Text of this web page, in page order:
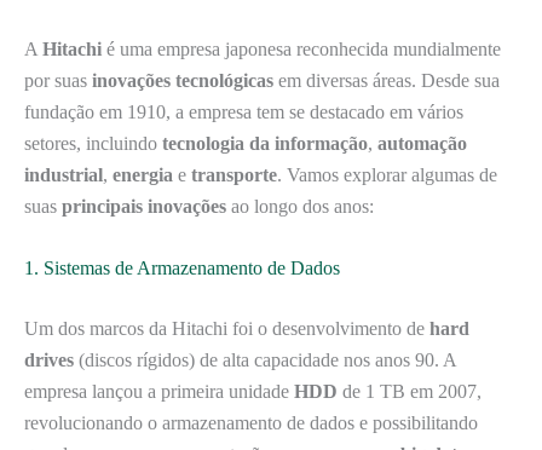
A Hitachi é uma empresa japonesa reconhecida mundialmente
por suas inovações tecnológicas em diversas áreas. Desde sua
fundação em 1910, a empresa tem se destacado em vários
setores, incluindo tecnologia da informação, automação
industrial, energia e transporte. Vamos explorar algumas de
suas principais inovações ao longo dos anos:
1. Sistemas de Armazenamento de Dados
Um dos marcos da Hitachi foi o desenvolvimento de hard
drives (discos rígidos) de alta capacidade nos anos 90. A
empresa lançou a primeira unidade HDD de 1 TB em 2007,
revolucionando o armazenamento de dados e possibilitando